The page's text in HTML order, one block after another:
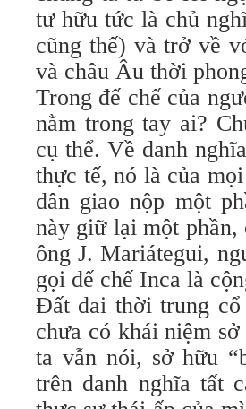
tư hữu tức là chủ
cũng thế) và trở về
và châu Âu thời
Trong đế chế của
nằm trong tay ai?
cụ thể. Về danh
thực tế, nó là của
dân giao nộp một
này giữ lại một
ông J. Mariátegui,
gọi đế chế Inca là
Đất đai thời trung
chưa có khái niệm
ta vẫn nói, sở hữu
trên danh nghĩa tất